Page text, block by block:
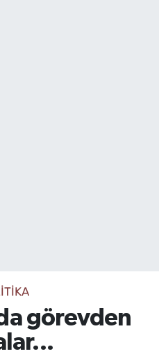
görevden